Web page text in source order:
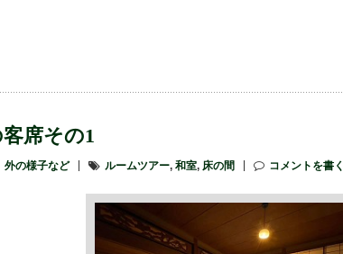
席その1
外の様子など ルームツアー, 和室, 床の間 コメントを書く